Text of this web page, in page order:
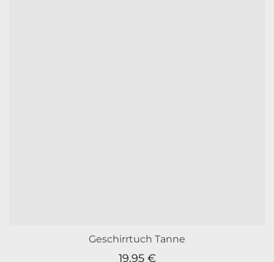
Geschirrtuch Tanne
19,95 €